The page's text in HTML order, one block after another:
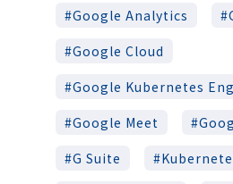
Google Analytics
Google Cloud
Google Kubernetes
Google Meet
G Suite